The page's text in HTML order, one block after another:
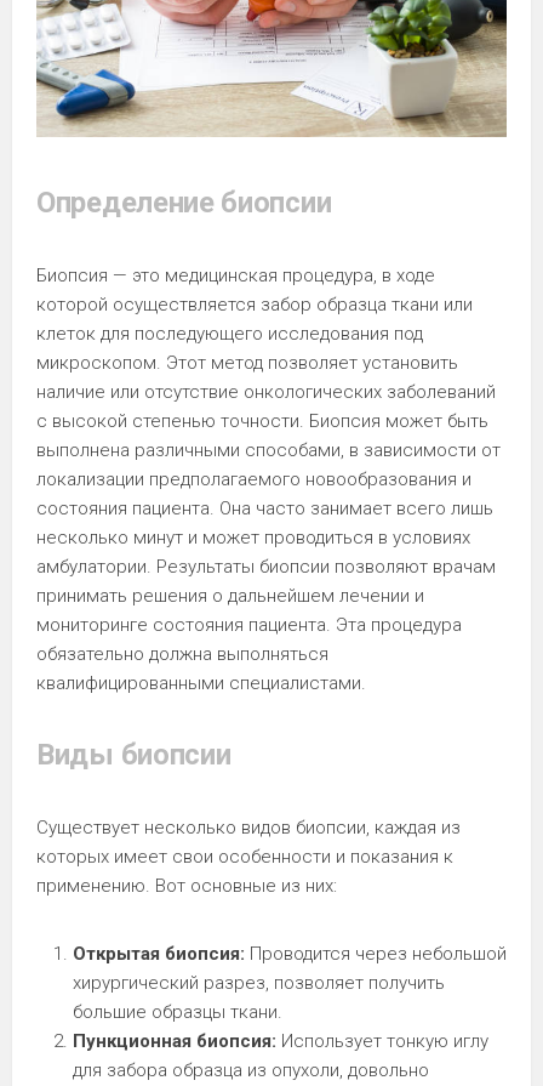
Определение биопсии
Биопсия — это медицинская процедура, в ходе
которой осуществляется забор образца ткани или
клеток для последующего исследования под
микроскопом. Этот метод позволяет установить
наличие или отсутствие онкологических заболеваний
с высокой степенью точности. Биопсия может быть
выполнена различными способами, в зависимости от
локализации предполагаемого новообразования и
состояния пациента. Она часто занимает всего лишь
несколько минут и может проводиться в условиях
амбулатории. Результаты биопсии позволяют врачам
принимать решения о дальнейшем лечении и
мониторинге состояния пациента. Эта процедура
обязательно должна выполняться
квалифицированными специалистами.
Виды биопсии
Существует несколько видов биопсии, каждая из
которых имеет свои особенности и показания к
применению. Вот основные из них:
Открытая биопсия: Проводится через небольшой
хирургический разрез, позволяет получить
большие образцы ткани.
Пункционная биопсия: Использует тонкую иглу
для забора образца из опухоли, довольно